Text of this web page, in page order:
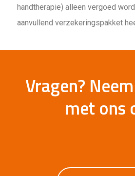
handtherapie) alleen vergoed
aanvullend verzekeringspakket
Vragen?
met ons